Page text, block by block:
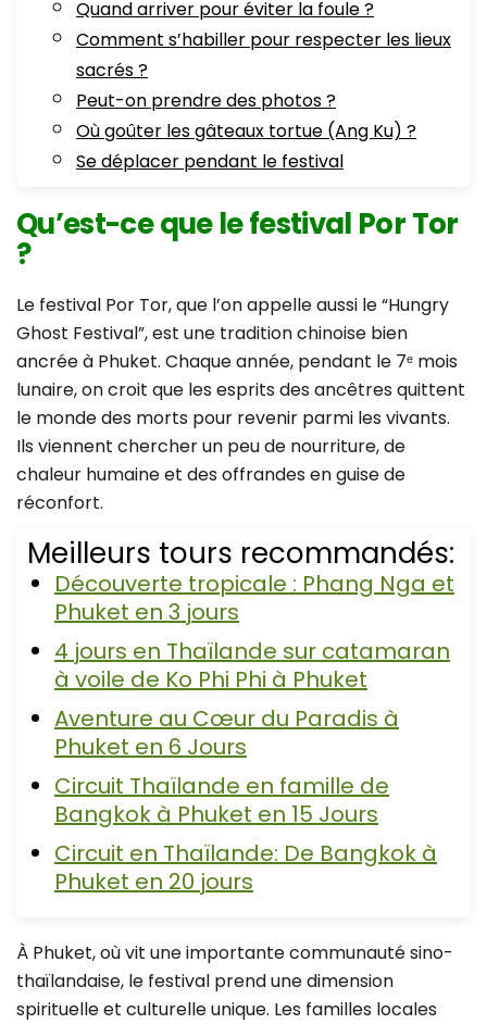
Quand arriver pour éviter la foule ?
Comment s’habiller pour respecter les lieux
sacrés ?
Peut-on prendre des photos ?
Où goûter les gâteaux tortue (Ang Ku) ?
Se déplacer pendant le festival
Qu’est-ce que le festival Por Tor
?
Le festival Por Tor, que l’on appelle aussi le “Hungry
Ghost Festival”, est une tradition chinoise bien
ancrée à Phuket. Chaque année, pendant le 7ᵉ mois
lunaire, on croit que les esprits des ancêtres quittent
le monde des morts pour revenir parmi les vivants.
Ils viennent chercher un peu de nourriture, de
chaleur humaine et des offrandes en guise de
réconfort.
Meilleurs tours recommandés:
Découverte tropicale : Phang Nga et
Phuket en 3 jours
4 jours en Thaïlande sur catamaran
à voile de Ko Phi Phi à Phuket
Aventure au Cœur du Paradis à
Phuket en 6 Jours
Circuit Thaïlande en famille de
Bangkok à Phuket en 15 Jours
Circuit en Thaïlande: De Bangkok à
Phuket en 20 jours
À Phuket, où vit une importante communauté sino-
thaïlandaise, le festival prend une dimension
spirituelle et culturelle unique. Les familles locales